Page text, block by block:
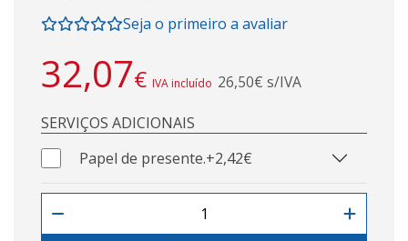
Seja o primeiro a avaliar
32,07€ IVA incluído 26,50€ s/IVA
SERVIÇOS ADICIONAIS
Papel de presente.+2,42€